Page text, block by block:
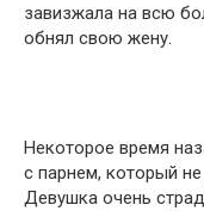
завизжала на всю
обнял свою жену.
Некоторое время
с парнем, который
Девушка очень